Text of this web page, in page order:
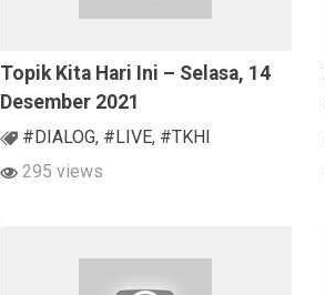
Topik Kita Hari Ini – Selasa, 14
Desember 2021
#DIALOG, #LIVE, #TKHI
295 views